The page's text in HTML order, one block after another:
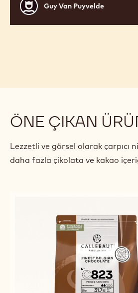
Guy
Van
Puyvelde
Guy Van Puyvelde
ÖNE ÇIKAN
Lezzetli ve görsel olarak çarpıcı
daha fazla çikolata ve kakao